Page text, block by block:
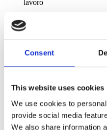
Consent
This website uses cookies
We use cookies to
provide social media
We also share information
lavoro
Risultati di test
Per valutare i parametri di
ERGOLASTECsono stati
Advanced Artificial Athlete